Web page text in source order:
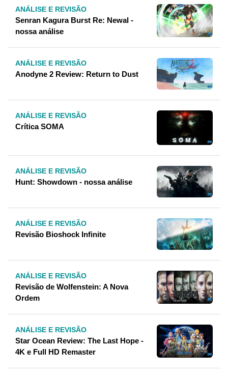
ANÁLISE E REVISÃO
Senran Kagura Burst Re: Newal -
nossa análise
ANÁLISE E REVISÃO
Anodyne 2 Review: Return to Dust
ANÁLISE E REVISÃO
Crítica SOMA
ANÁLISE E REVISÃO
Hunt: Showdown - nossa análise
ANÁLISE E REVISÃO
Revisão Bioshock Infinite
ANÁLISE E REVISÃO
Revisão de Wolfenstein: A Nova
Ordem
ANÁLISE E REVISÃO
Star Ocean Review: The Last Hope -
4K e Full HD Remaster